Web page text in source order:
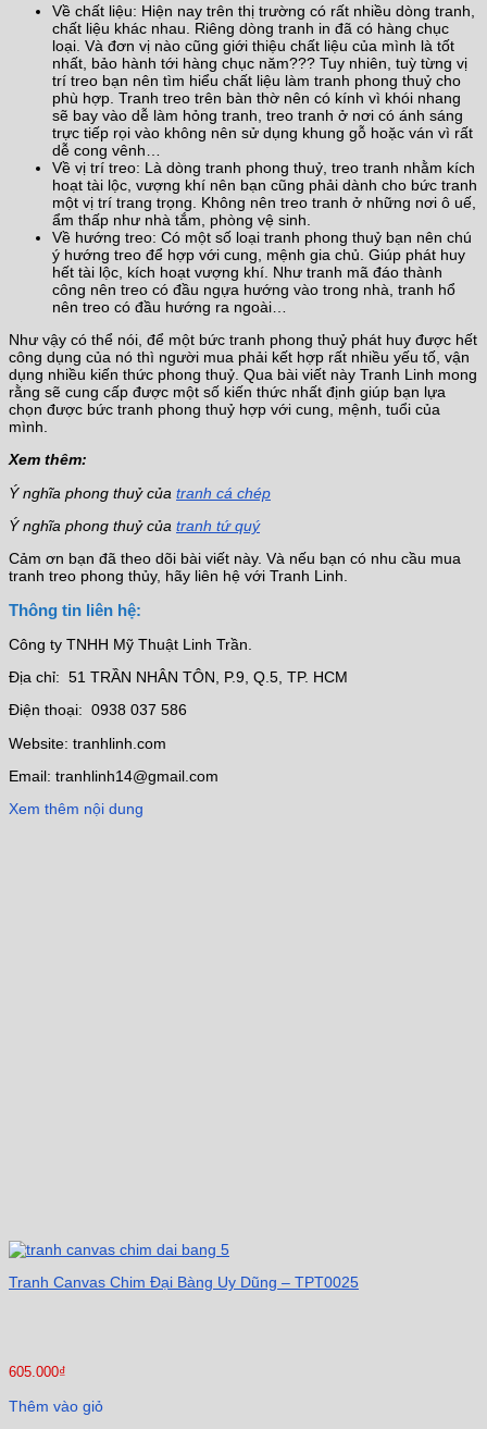
Về chất liệu: Hiện nay trên thị trường có rất nhiều dòng tranh,
chất liệu khác nhau. Riêng dòng tranh in đã có hàng chục
loại. Và đơn vị nào cũng giới thiệu chất liệu của mình là tốt
nhất, bảo hành tới hàng chục năm??? Tuy nhiên, tuỳ từng vị
trí treo bạn nên tìm hiểu chất liệu làm tranh phong thuỷ cho
phù hợp. Tranh treo trên bàn thờ nên có kính vì khói nhang
sẽ bay vào dễ làm hỏng tranh, treo tranh ở nơi có ánh sáng
trực tiếp rọi vào không nên sử dụng khung gỗ hoặc ván vì rất
dễ cong vênh…
Về vị trí treo: Là dòng tranh phong thuỷ, treo tranh nhằm kích
hoạt tài lộc, vượng khí nên bạn cũng phải dành cho bức tranh
một vị trí trang trọng. Không nên treo tranh ở những nơi ô uế,
ẩm thấp như nhà tắm, phòng vệ sinh.
Về hướng treo: Có một số loại tranh phong thuỷ bạn nên chú
ý hướng treo để hợp với cung, mệnh gia chủ. Giúp phát huy
hết tài lộc, kích hoạt vượng khí. Như tranh mã đáo thành
công nên treo có đầu ngựa hướng vào trong nhà, tranh hổ
nên treo có đầu hướng ra ngoài…
Như vậy có thể nói, để một bức tranh phong thuỷ phát huy được hết
công dụng của nó thì người mua phải kết hợp rất nhiều yếu tố, vận
dụng nhiều kiến thức phong thuỷ. Qua bài viết này Tranh Linh mong
rằng sẽ cung cấp được một số kiến thức nhất định giúp bạn lựa
chọn được bức tranh phong thuỷ hợp với cung, mệnh, tuổi của
mình.
Xem thêm:
Ý nghĩa phong thuỷ của tranh cá chép
Ý nghĩa phong thuỷ của tranh tứ quý
Cảm ơn bạn đã theo dõi bài viết này. Và nếu bạn có nhu cầu mua
tranh treo phong thủy, hãy liên hệ với Tranh Linh.
Thông tin liên hệ:
Công ty TNHH Mỹ Thuật Linh Trần.
Địa chỉ: 51 TRẦN NHÂN TÔN, P.9, Q.5, TP. HCM
Điện thoại: 0938 037 586
Website: tranhlinh.com
Email: tranhlinh14@gmail.com
Xem thêm nội dung
Tranh Canvas Chim Đại Bàng Uy Dũng – TPT0025
605.000₫
Thêm vào giỏ